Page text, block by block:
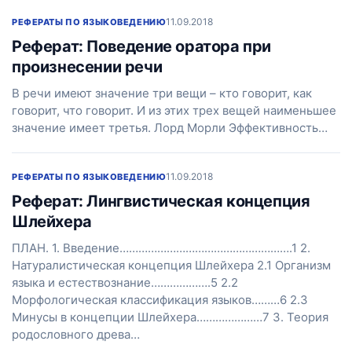
РЕФЕРАТЫ ПО ЯЗЫКОВЕДЕНИЮ11.09.2018
Реферат: Поведение оратора при
произнесении речи
В речи имеют значение три вещи – кто говорит, как
говорит, что говорит. И из этих трех вещей наименьшее
значение имеет третья. Лорд Морли Эффективность…
РЕФЕРАТЫ ПО ЯЗЫКОВЕДЕНИЮ11.09.2018
Реферат: Лингвистическая концепция
Шлейхера
ПЛАН. 1. Введение……………………………………………….1 2.
Натуралистическая концепция Шлейхера 2.1 Организм
языка и естествознание……………….5 2.2
Морфологическая классификация языков………6 2.3
Минусы в концепции Шлейхера…………………7 3. Теория
родословного древа…